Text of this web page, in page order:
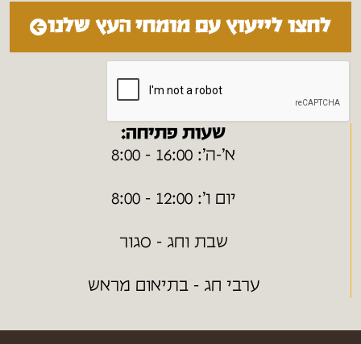
לחצו לייעוץ עם מומחי העץ שלנו
שעות פתיחה:
א׳-ה׳: 16:00 - 8:00
יום ו׳: 12:00 - 8:00
שבת וחג - סגור
ערבי חג - בתיאום מראש